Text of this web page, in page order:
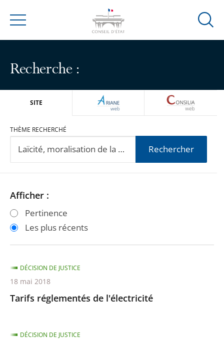
Menu
Ouvrir
Recherche :
SITE ARIANEWEB
THÈME RECHERCHÉ
Rechercher
Passer
les
filtres
après
Passer
les
filtres
avant
Afficher :
Pertinence
Les plus récents
Tarifs réglementés de l'électricité
DÉCISION DE JUSTICE
18 mai 2018
DÉCISION DE JUSTICE